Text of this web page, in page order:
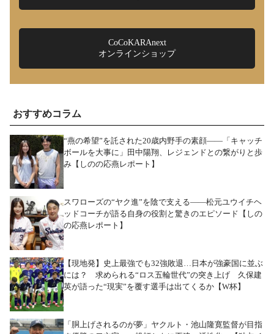
CoCoKARAnext
オンラインショップ
おすすめコラム
“燕の希望”を託された20歳内野手の素顔――「キャッチ
ボールを大事に」田中陽翔、レジェンドとの繋がりと歩
み【しのの応燕レポート】
スワローズの“ヤク進”を陰で支える――松元ユウイチヘ
ッドコーチが語る自身の役割と驚きのエピソード【しの
の応燕レポート】
【現地発】史上最強でも32強敗退…日本が強豪国に並ぶ
には？ 求められる“ロス五輪世代”の突き上げ 久保建
英が語った“現実”を覆す選手は出てくるか【W杯】
「胴上げされるのが夢」ヤクルト・池山隆寛監督が目指